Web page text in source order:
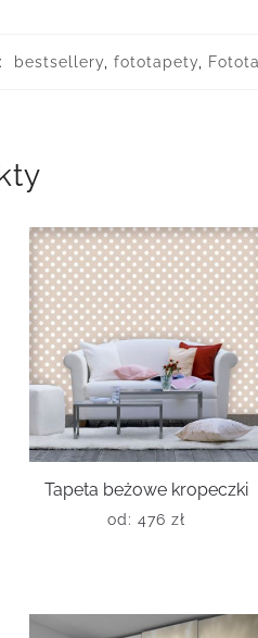
bestsellery, fototapety,
Tapeta beżowe kropeczki
od: 476 zł